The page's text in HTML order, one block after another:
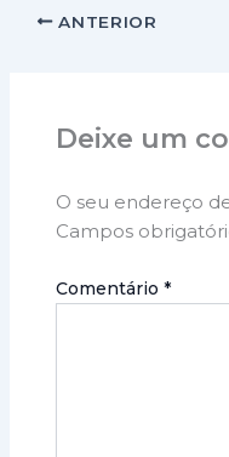
ANTERIOR
Deixe um
O seu endereço
Campos
Comentário *